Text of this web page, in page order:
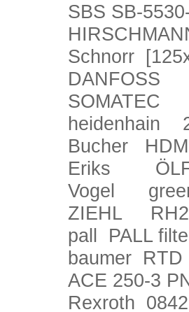
SBS SB-
Schnorr
DANFOSS
SOMATEC
heidenhain
Bucher
Eriks
Vogel green
ZIEHL
pall PALL
baumer RTD
ACE 250-3
Rexroth